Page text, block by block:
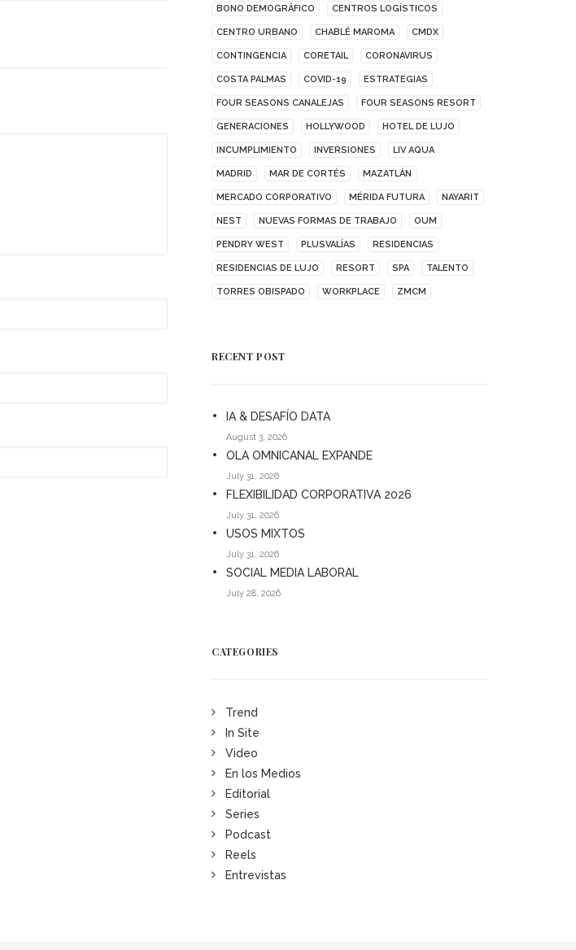
BONO DEMOGRÁFICO CENTROS LOGÍSTICOS
CENTRO URBANO CHABLÉ MAROMA CMDX
CONTINGENCIA CORETAIL CORONAVIRUS
COSTA PALMAS COVID-19 ESTRATEGIAS
FOUR SEASONS CANALEJAS FOUR SEASONS RESORT
GENERACIONES HOLLYWOOD HOTEL DE LUJO
INCUMPLIMIENTO INVERSIONES LIV AQUA
MADRID MAR DE CORTÉS MAZATLÁN
MERCADO CORPORATIVO MÉRIDA FUTURA NAYARIT
NEST NUEVAS FORMAS DE TRABAJO OUM
PENDRY WEST PLUSVALÍAS RESIDENCIAS
RESIDENCIAS DE LUJO RESORT SPA TALENTO
TORRES OBISPADO WORKPLACE ZMCM
RECENT POST
IA & DESAFÍO DATA
August 3, 2026
OLA OMNICANAL EXPANDE
July 31, 2026
FLEXIBILIDAD CORPORATIVA 2026
July 31, 2026
USOS MIXTOS
July 31, 2026
SOCIAL MEDIA LABORAL
July 28, 2026
CATEGORIES
Trend
In Site
Video
En los Medios
Editorial
Series
Podcast
Reels
Entrevistas